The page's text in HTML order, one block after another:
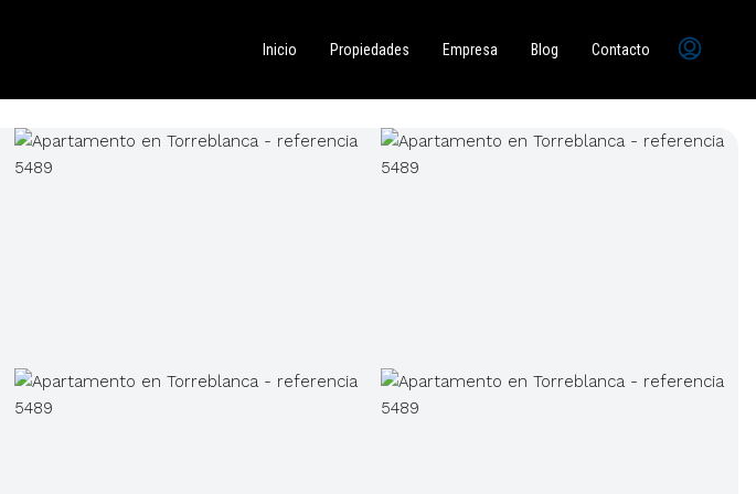
Inicio Propiedades Empresa Blog Contacto